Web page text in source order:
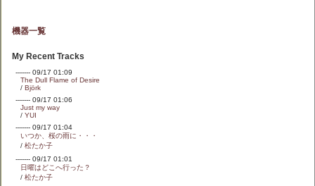
機器一覧
My Recent Tracks
------- 09/17 01:09
The Dull Flame of Desire
/ Björk
------- 09/17 01:06
Just my way
/ YUI
------- 09/17 01:04
いつか、桜の雨に・・・
/ 松たか子
------- 09/17 01:01
日曜はどこへ行った？
/ 松たか子